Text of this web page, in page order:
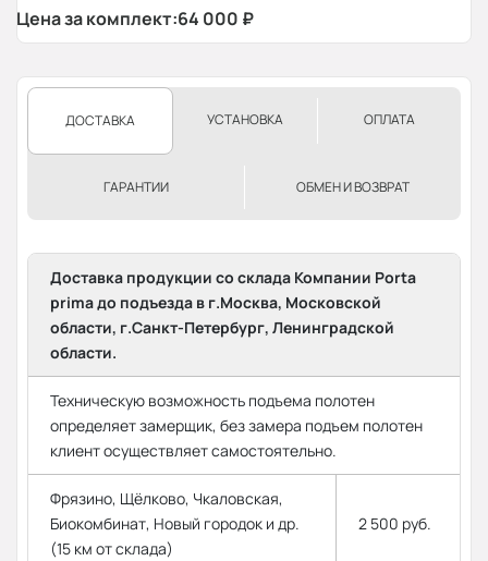
Цена за комплект:64 000 ₽
ДОСТАВКА УСТАНОВКА ОПЛАТА
ГАРАНТИИ ОБМЕН И ВОЗВРАТ
Доставка продукции со склада Компании Porta
prima до подъезда в г.Москва, Московской
области, г.Санкт-Петербург, Ленинградской
области.
Техническую возможность подъема полотен
определяет замерщик, без замера подъем полотен
клиент осуществляет самостоятельно.
Фрязино, Щёлково, Чкаловская,
Биокомбинат, Новый городок и др.
(15 км от склада)
2 500 руб.